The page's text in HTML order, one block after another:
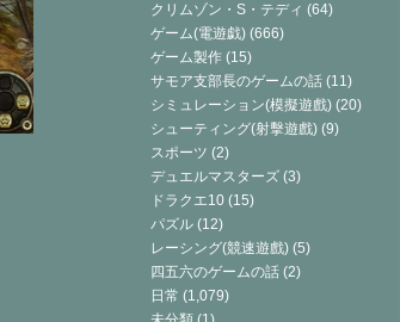
クリムゾン・S・テディ (64)
ゲーム(電遊戯) (666)
ゲーム製作 (15)
サモア支部長のゲームの話 (11)
シミュレーション(模擬遊戲) (20)
シューティング(射擊遊戲) (9)
スポーツ (2)
デュエルマスターズ (3)
ドラクエ10 (15)
パズル (12)
レーシング(競速遊戲) (5)
四五六のゲームの話 (2)
日常 (1,079)